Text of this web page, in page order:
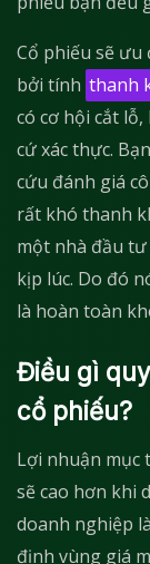
Cổ phiếu sẽ
bởi tính thanh
có cơ hội cắt
cứ xác thực.
cứu đánh giá
rất khó thanh
một nhà đầu
kịp lúc. Do đó
là hoàn toàn
Điều gì
cổ phiếu?
Lợi nhuận mục
sẽ cao hơn khi
doanh nghiệp
định vùng giá